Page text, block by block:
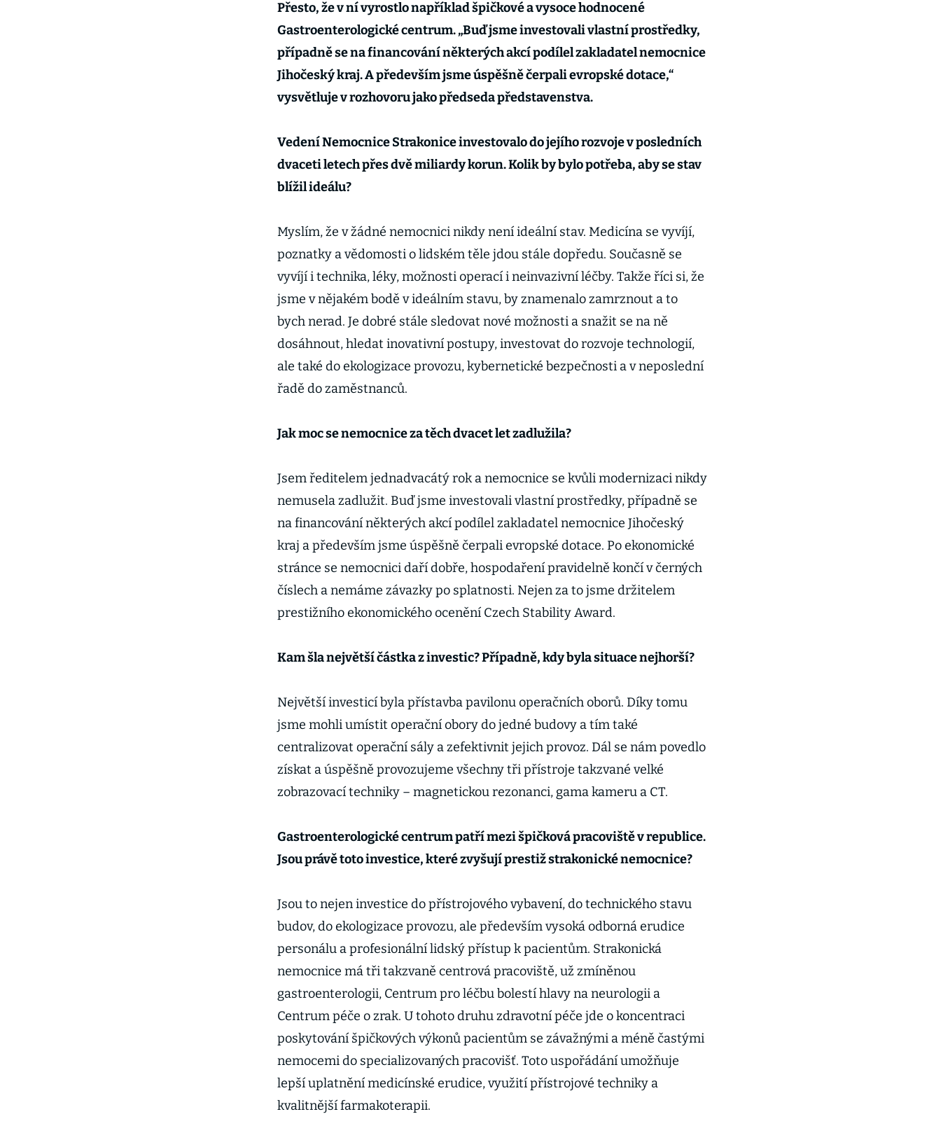
Přesto, že v ní vyrostlo například špičkové a vysoce hodnocené
Gastroenterologické centrum. „Buď jsme investovali vlastní prostředky,
případně se na financování některých akcí podílel zakladatel nemocnice
Jihočeský kraj. A především jsme úspěšně čerpali evropské dotace,“
vysvětluje v rozhovoru jako předseda představenstva.
Vedení Nemocnice Strakonice investovalo do jejího rozvoje v posledních
dvaceti letech přes dvě miliardy korun. Kolik by bylo potřeba, aby se stav
blížil ideálu?
Myslím, že v žádné nemocnici nikdy není ideální stav. Medicína se vyvíjí,
poznatky a vědomosti o lidském těle jdou stále dopředu. Současně se
vyvíjí i technika, léky, možnosti operací i neinvazivní léčby. Takže říci si, že
jsme v nějakém bodě v ideálním stavu, by znamenalo zamrznout a to
bych nerad. Je dobré stále sledovat nové možnosti a snažit se na ně
dosáhnout, hledat inovativní postupy, investovat do rozvoje technologií,
ale také do ekologizace provozu, kybernetické bezpečnosti a v neposlední
řadě do zaměstnanců.
Jak moc se nemocnice za těch dvacet let zadlužila?
Jsem ředitelem jednadvacátý rok a nemocnice se kvůli modernizaci nikdy
nemusela zadlužit. Buď jsme investovali vlastní prostředky, případně se
na financování některých akcí podílel zakladatel nemocnice Jihočeský
kraj a především jsme úspěšně čerpali evropské dotace. Po ekonomické
stránce se nemocnici daří dobře, hospodaření pravidelně končí v černých
číslech a nemáme závazky po splatnosti. Nejen za to jsme držitelem
prestižního ekonomického ocenění Czech Stability Award.
Kam šla největší částka z investic? Případně, kdy byla situace nejhorší?
Největší investicí byla přístavba pavilonu operačních oborů. Díky tomu
jsme mohli umístit operační obory do jedné budovy a tím také
centralizovat operační sály a zefektivnit jejich provoz. Dál se nám povedlo
získat a úspěšně provozujeme všechny tři přístroje takzvané velké
zobrazovací techniky – magnetickou rezonanci, gama kameru a CT.
Gastroenterologické centrum patří mezi špičková pracoviště v republice.
Jsou právě toto investice, které zvyšují prestiž strakonické nemocnice?
Jsou to nejen investice do přístrojového vybavení, do technického stavu
budov, do ekologizace provozu, ale především vysoká odborná erudice
personálu a profesionální lidský přístup k pacientům. Strakonická
nemocnice má tři takzvaně centrová pracoviště, už zmíněnou
gastroenterologii, Centrum pro léčbu bolestí hlavy na neurologii a
Centrum péče o zrak. U tohoto druhu zdravotní péče jde o koncentraci
poskytování špičkových výkonů pacientům se závažnými a méně častými
nemocemi do specializovaných pracovišť. Toto uspořádání umožňuje
lepší uplatnění medicínské erudice, využití přístrojové techniky a
kvalitnější farmakoterapii.